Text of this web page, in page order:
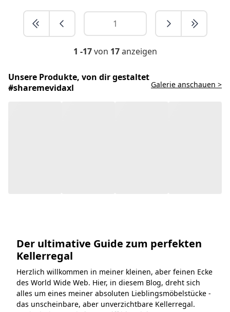
1 -17von 17anzeigen
Unsere Produkte, von dir gestaltet
#sharemevidaxl
Galerie anschauen >
Informationen. Und wer weiss, vielleicht entdeckst du
am Ende auch eine attraktive Kaufempfehlung für
vidaXL? Bleib dran und lass uns gemeinsam in die Welt
der Kellerregale eintauchen.
Mehr anzeigen